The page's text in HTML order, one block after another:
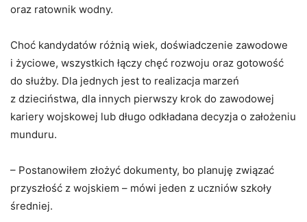
oraz ratownik wodny.
Choć kandydatów różnią wiek, doświadczenie zawodowe
i życiowe, wszystkich łączy chęć rozwoju oraz gotowość
do służby. Dla jednych jest to realizacja marzeń
z dzieciństwa, dla innych pierwszy krok do zawodowej
kariery wojskowej lub długo odkładana decyzja o założeniu
munduru.
– Postanowiłem złożyć dokumenty, bo planuję związać
przyszłość z wojskiem – mówi jeden z uczniów szkoły
średniej.